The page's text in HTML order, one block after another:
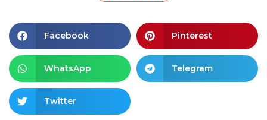
Facebook Pinterest
WhatsApp Telegram
Twitter